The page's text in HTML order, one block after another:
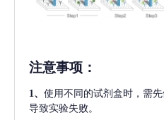
注意事项 ：
1、 使用不同的试剂盒时，需
导致实验失败。